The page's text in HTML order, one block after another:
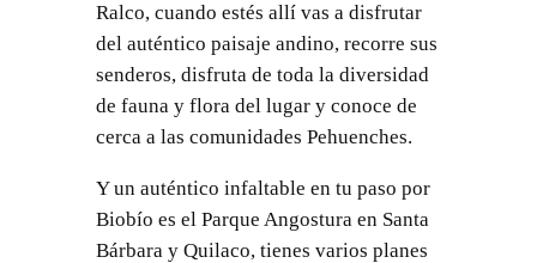
Ralco, cuando estés allí vas a disfrutar
del auténtico paisaje andino, recorre sus
senderos, disfruta de toda la diversidad
de fauna y flora del lugar y conoce de
cerca a las comunidades Pehuenches.
Y un auténtico infaltable en tu paso por
Biobío es el Parque Angostura en Santa
Bárbara y Quilaco, tienes varios planes